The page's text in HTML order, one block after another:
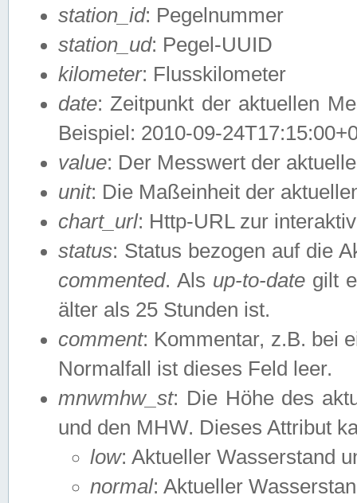
station_id: Pegelnummer
station_ud: Pegel-UUID
kilometer: Flusskilometer
date: Zeitpunkt der aktuellen
Beispiel: 2010-09-
value: Der Messwert der
unit: Die Maßeinheit der
chart_url: Http-URL zur
status: Status bezogen auf die
commented. Als up-to-date gilt
älter als 25 Stunden ist.
comment: Kommentar, z.B. bei
Normalfall ist dieses Feld leer.
mnwmhw_st: Die Höhe des
und den MHW. Dieses Attribut
low: Aktueller Wasserstand
normal: Aktueller